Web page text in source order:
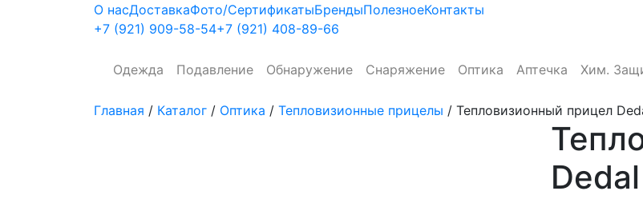
О насДоставкаФото/СертификатыБрендыПолезноеКонтакты
+7 (921) 909-58-54+7 (921) 408-89-66
Одежда Подавление Обнаружение Снаряжение Оптика Аптечка Хим.
Главная / Каталог / Оптика / Тепловизионные прицелы / Тепловизионный прицел